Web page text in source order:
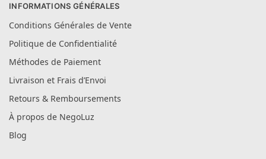
INFORMATIONS GÉNÉRALES
Conditions Générales de Vente
Politique de Confidentialité
Méthodes de Paiement
Livraison et Frais d’Envoi
Retours & Remboursements
À propos de NegoLuz
Blog